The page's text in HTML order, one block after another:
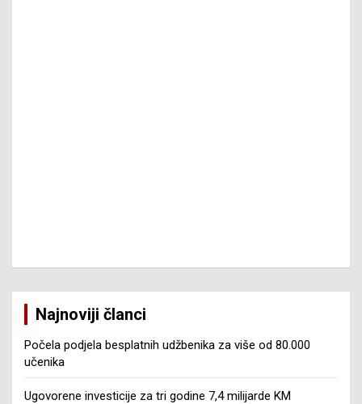
Najnoviji članci
Počela podjela besplatnih udžbenika za više od 80.000
učenika
Ugovorene investicije za tri godine 7,4 milijarde KM